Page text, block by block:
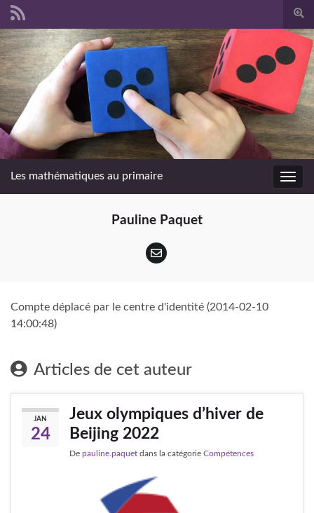
form
Search for:
Les mathématiques au primaire
Pauline Paquet
Compte déplacé par le centre d'identité (2014-02-10
14:00:48)
Articles de cet auteur
JAN
24
Jeux olympiques d’hiver de
Beijing 2022
De pauline.paquet dans la catégorie Compétences